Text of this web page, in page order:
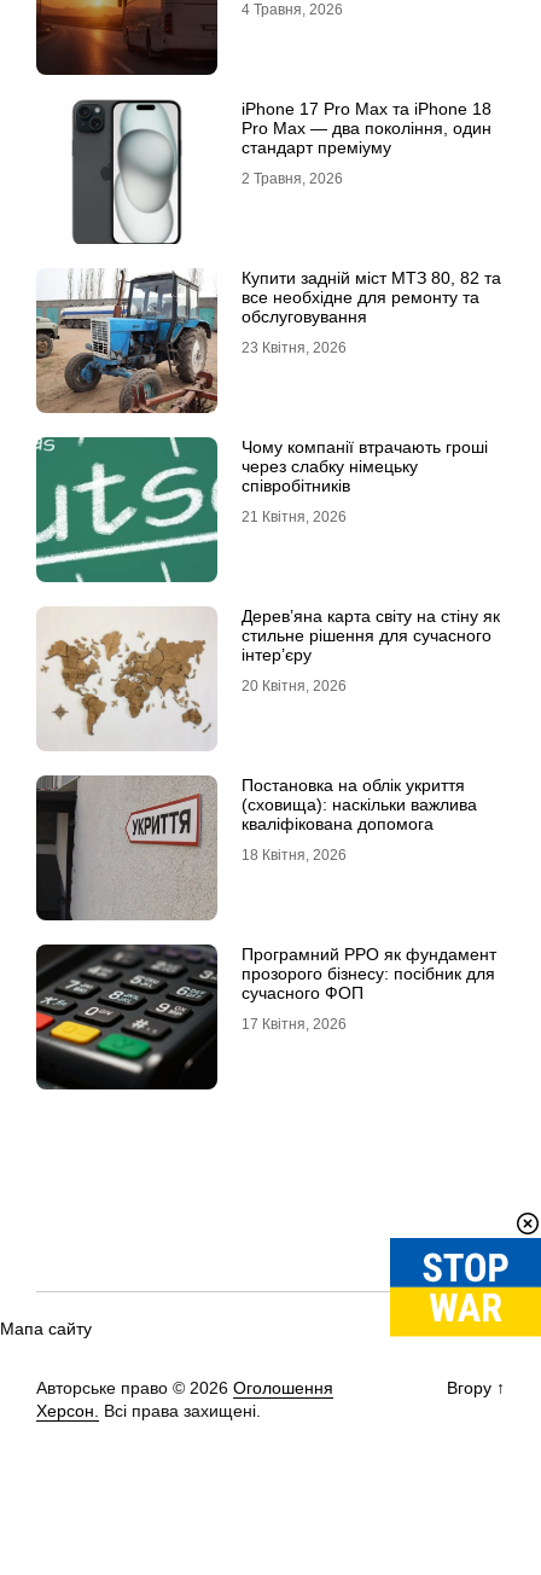
4 Травня, 2026
iРhone 17 Рro Мax та iРhone 18
Рro Мax — два покоління, один
стандарт преміуму
2 Травня, 2026
Купити задній міст МТЗ 80, 82 та
все необхідне для ремонту та
обслуговування
23 Квітня, 2026
Чому компанії втрачають гроші
через слабку німецьку
співробітників
21 Квітня, 2026
Дерев’яна карта світу на стіну як
стильне рішення для сучасного
інтер’єру
20 Квітня, 2026
Постановка на облік укриття
(сховища): наскільки важлива
кваліфікована допомога
18 Квітня, 2026
Програмний РРО як фундамент
прозорого бізнесу: посібник для
сучасного ФОП
17 Квітня, 2026
Мапа сайту
Авторське право © 2026 Оголошення
Херсон.
Всі права захищені.
Вгору ↑